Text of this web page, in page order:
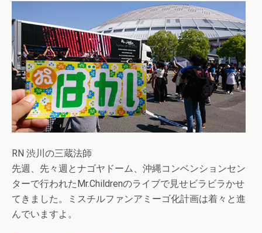
RN 渋川の三蔵法師
先週、先々週とナゴヤドーム、沖縄コンベンションセン
ターで行われたMr.Childrenのライブで見せビラビラかせ
てきました。ミスチルファンアミーゴ化計画は着々と進
んでいますよ。